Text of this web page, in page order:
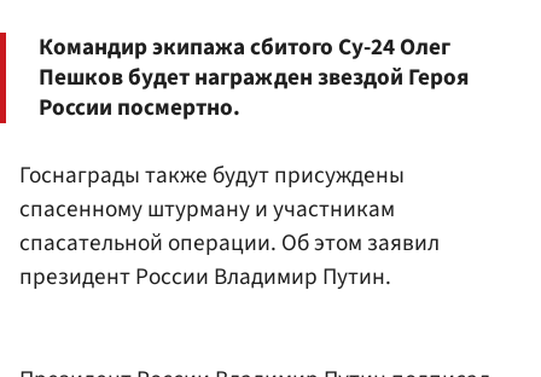
Командир экипажа сбитого Су-24 Олег
Пешков будет награжден звездой Героя
России посмертно.
Госнаграды также будут присуждены
спасенному штурману и участникам
спасательной операции. Об этом заявил
президент России Владимир Путин.